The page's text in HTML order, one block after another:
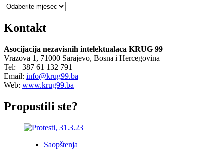
Arhiva
Kontakt
Asocijacija nezavisnih intelektualaca KRUG 99
Vrazova 1, 71000 Sarajevo, Bosna i Hercegovina
Tel: +387 61 132 791
Email: info@krug99.ba
Web: www.krug99.ba
Propustili ste?
Saopštenja